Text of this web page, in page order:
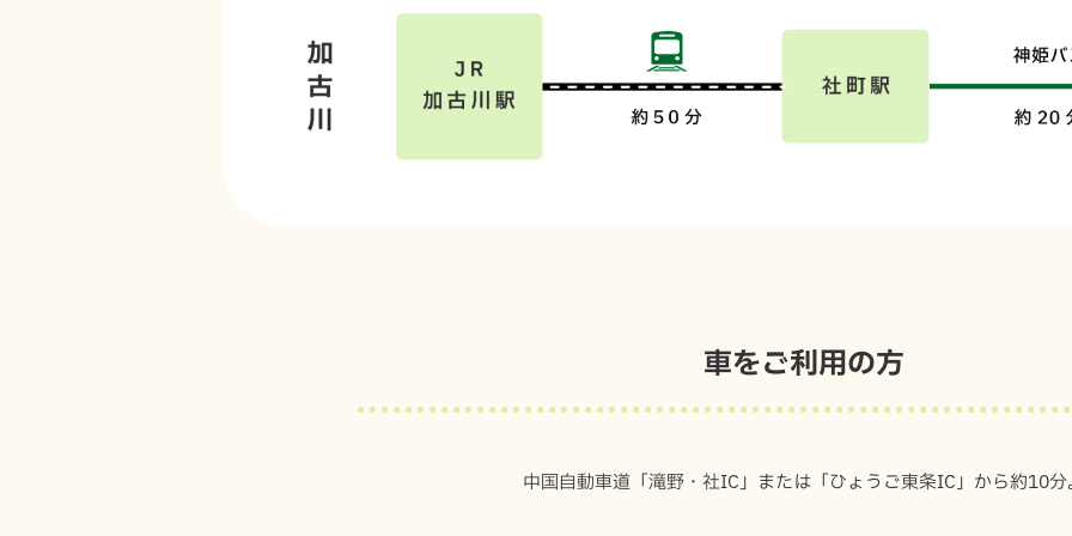
車をご利用の方
中国自動車道「滝野・社IC」または「ひょうご東条IC」から約10分